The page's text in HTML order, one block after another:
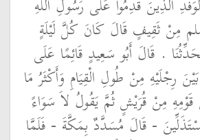
الَّذِينَ قَدِمُوا عَلَى رَسُولِ اللَّهِ
مِنْ ثَقِيفٍ قَالَ كَانَ كُلَّ لَيْلَةٍ
‏.‏ قَالَ أَبُو سَعِيدٍ قَائِمًا عَلَى
رِجْلَيْهِ مِنْ طُولِ الْقِيَامِ وَأَكْثَرُ مَا
مِنْ قُرَيْشٍ ثُمَّ يَقُولُ لاَ سَوَاءً
- قَالَ مُسَدَّدٌ بِمَكَّةَ - فَلَمَّا